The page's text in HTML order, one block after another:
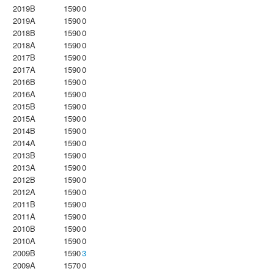
2019B
15900
2019A
15900
2018B
15900
2018A
15900
2017B
15900
2017A
15900
2016B
15900
2016A
15900
2015B
15900
2015A
15900
2014B
15900
2014A
15900
2013B
15900
2013A
15900
2012B
15900
2012A
15900
2011B
15900
2011A
15900
2010B
15900
2010A
15900
2009B
15903
2009A
15700